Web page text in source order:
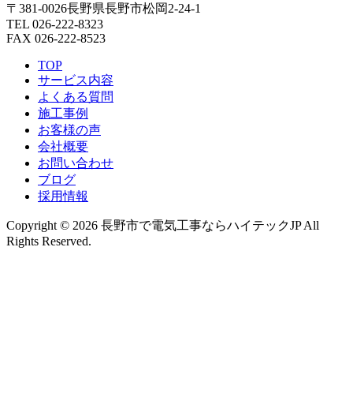
〒381-0026長野県長野市松岡2-24-1
TEL 026-222-8323
FAX 026-222-8523
TOP
サービス内容
よくある質問
施工事例
お客様の声
会社概要
お問い合わせ
ブログ
採用情報
Copyright © 2026 長野市で電気工事ならハイテックJP All
Rights Reserved.